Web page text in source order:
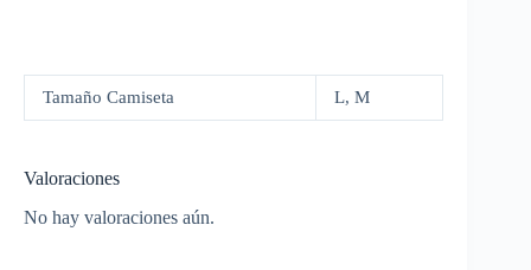
Tamaño Camiseta L, M
Valoraciones
No hay valoraciones aún.